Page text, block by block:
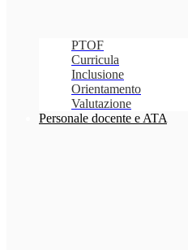
PTOF
Curricula
Inclusione
Orientamento
Valutazione
Personale docente e ATA